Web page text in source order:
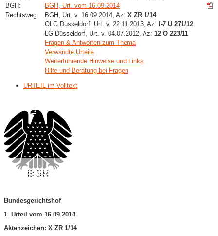
BGH:
BGH, Urt. vom 16.09.2014
Rechtsweg:
BGH, Urt. v. 16.09.2014, Az: X ZR 1/14
OLG Düsseldorf, Urt. v. 22.11.2013, Az: I-7 U 271/12
LG Düsseldorf, Urt. v. 04.07.2012, Az: 12 O 223/11
Fragen & Antworten zum Thema
Verwandte Urteile
Weiterführende Hinweise und Links
Hilfe und Beratung bei Fragen
URTEIL im Volltext
Bundesgerichtshof
1. Urteil vom 16.09.2014
Aktenzeichen: X ZR 1/14